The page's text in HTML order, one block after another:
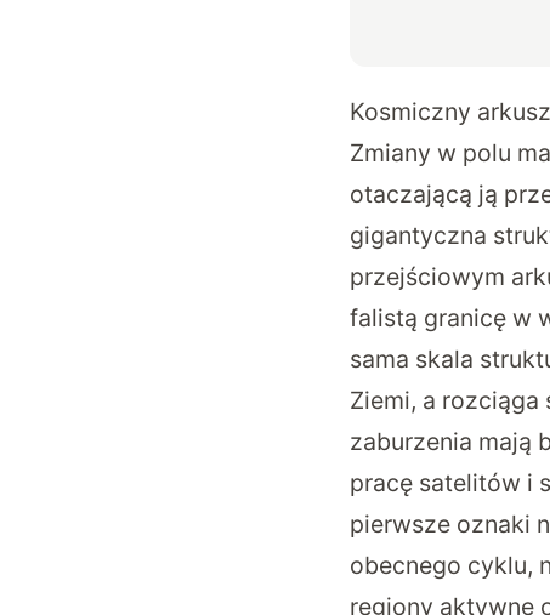
Kosmiczny
Zmiany w polu
otaczającą ją
gigantyczna
przejściowym
falistą granicę w
sama skala
Ziemi, a rozciąga
zaburzenia mają
pracę satelitów i
pierwsze oznaki
obecnego cyklu,
regiony aktywne